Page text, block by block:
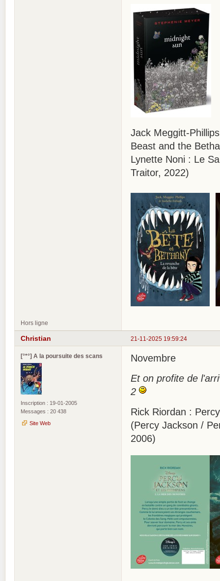
Jack Meggitt-
Beast and the
Lynette Noni : Le
Traitor, 2022)
Hors ligne
21-11-2025 19:59:24
Christian
[°*°] A la poursuite des scans
Inscription : 19-01-2005
Messages : 20 438
Site Web
Novembre
Et on profite de
2
Rick Riordan :
(Percy Jackson /
2006)